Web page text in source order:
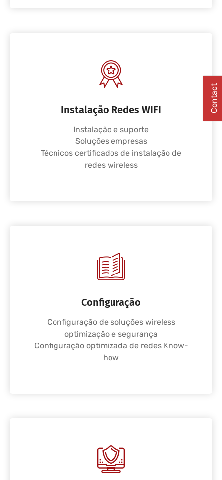
Instalação Redes WIFI
Instalação e suporte
Soluções empresas
Técnicos certificados de instalação de
redes wireless
Configuração
Configuração de soluções wireless
optimização e segurança
Configuração optimizada de redes Know-
how
Contact